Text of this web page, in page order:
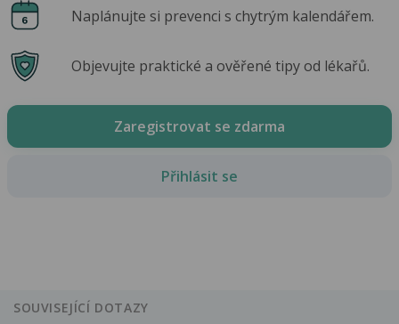
Naplánujte si prevenci s chytrým kalendářem.
Objevujte praktické a ověřené tipy od lékařů.
Zaregistrovat se zdarma
Přihlásit se
SOUVISEJÍCÍ DOTAZY